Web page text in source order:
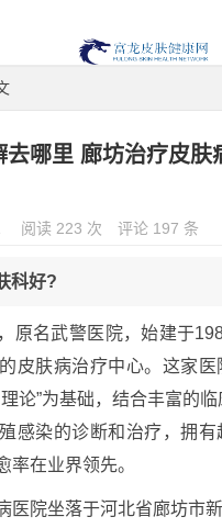
去哪里 廊坊治疗皮肤
阅读 223 次 评论 197 条
科好?
原名武警医院，始建于
皮肤病治疗中心。这家医
论”为基础，结合丰富的临
感染的诊断和治疗，拥有
率在业界领先。
医院坐落于河北省廊坊市